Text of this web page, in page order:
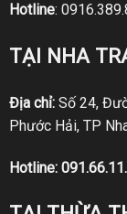
Hotline:
TẠI NHA
Địa chỉ:Số 24,
Phước Hải, TP
Hotline: